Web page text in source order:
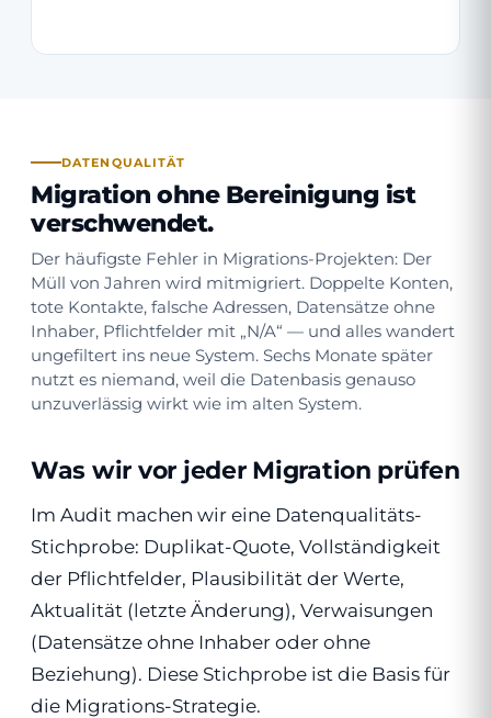
DATENQUALITÄT
Migration ohne Bereinigung ist
verschwendet.
Der häufigste Fehler in Migrations-Projekten: Der
Müll von Jahren wird mitmigriert. Doppelte Konten,
tote Kontakte, falsche Adressen, Datensätze ohne
Inhaber, Pflichtfelder mit „N/A“ — und alles wandert
ungefiltert ins neue System. Sechs Monate später
nutzt es niemand, weil die Datenbasis genauso
unzuverlässig wirkt wie im alten System.
Was wir vor jeder Migration prüfen
Im Audit machen wir eine Datenqualitäts-
Stichprobe: Duplikat-Quote, Vollständigkeit
der Pflichtfelder, Plausibilität der Werte,
Aktualität (letzte Änderung), Verwaisungen
(Datensätze ohne Inhaber oder ohne
Beziehung). Diese Stichprobe ist die Basis für
die Migrations-Strategie.